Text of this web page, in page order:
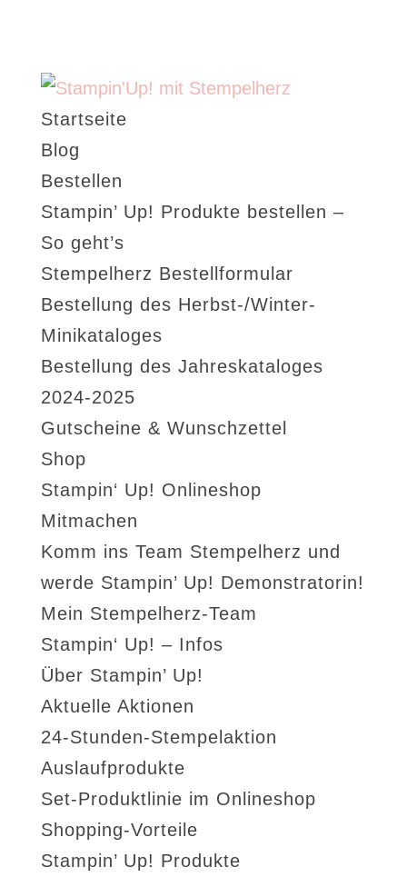
Startseite
Blog
Bestellen
Stampin’ Up! Produkte bestellen –
So geht’s
Stempelherz Bestellformular
Bestellung des Herbst-/Winter-
Minikataloges
Bestellung des Jahreskataloges
2024-2025
Gutscheine & Wunschzettel
Shop
Stampin‘ Up! Onlineshop
Mitmachen
Komm ins Team Stempelherz und
werde Stampin’ Up! Demonstratorin!
Mein Stempelherz-Team
Stampin‘ Up! – Infos
Über Stampin’ Up!
Aktuelle Aktionen
24-Stunden-Stempelaktion
Auslaufprodukte
Set-Produktlinie im Onlineshop
Shopping-Vorteile
Stampin’ Up! Produkte